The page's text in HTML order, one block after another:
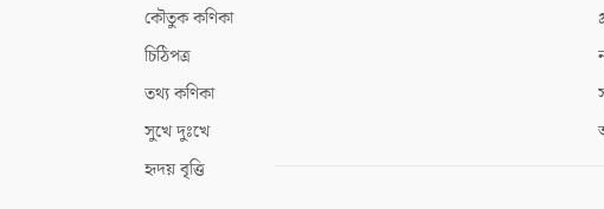
কৌতুক কণিকা
চিঠিপত্র
তথ্য কণিকা
সুখে দুঃখে
হৃদয় বৃত্তি